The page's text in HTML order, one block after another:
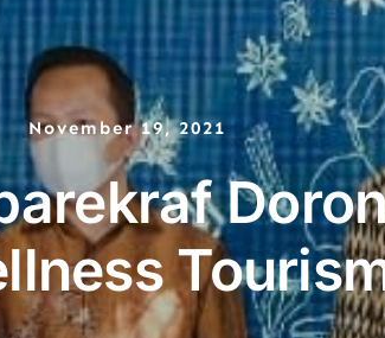
November 19, 2021